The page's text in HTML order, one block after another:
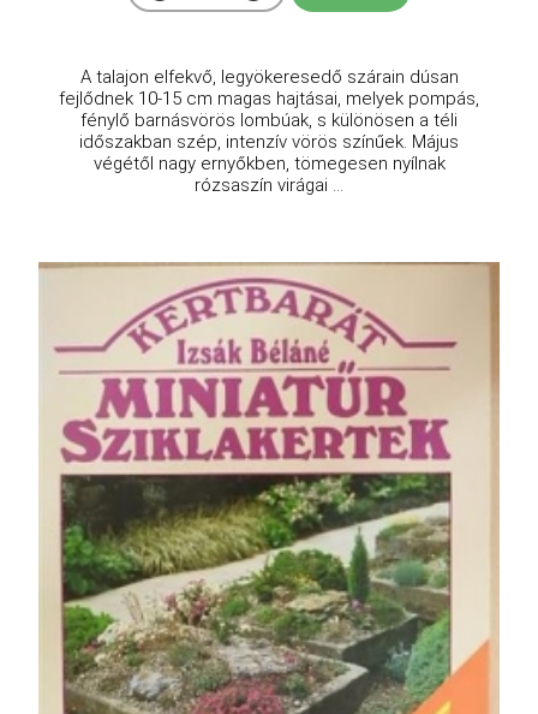
A talajon elfekvő, legyökeresedő szárain dúsan
fejlődnek 10-15 cm magas hajtásai, melyek pompás,
fénylő barnásvörös lombúak, s különösen a téli
időszakban szép, intenzív vörös színűek. Május
végétől nagy ernyőkben, tömegesen nyílnak
rózsaszín virágai ...